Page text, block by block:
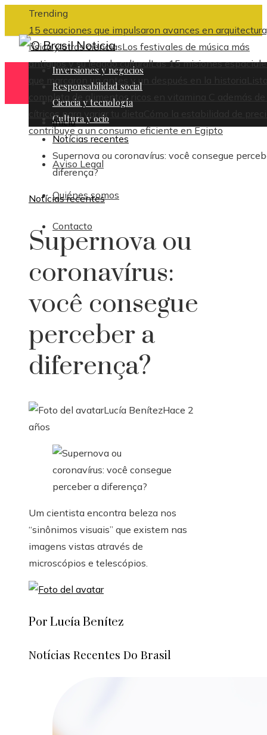
Trending
15 ecuaciones que impulsaron avances en
física y otras cienciasLos festivales de música más
antiguos y su legado culturalLas 15 misiones
que marcaron un antes y un después en la historia
completa de alimentos ricos en vitamina C además
cítricos para variar tu dieta
Cómo la estabilidad de
contribuye a un consumo eficiente en Egipto
Aviso Legal
Quiénes somos
Contacto
Inversiones y negocios
Responsabilidad social
Ciencia y tecnología
Cultura y ocio
Inicio
Notícias recentes
Supernova ou coronavírus: você consegue
diferença?
Notícias recentes
Supernova ou
coronavírus:
você consegue
perceber a
diferença?
Lucía BenítezHace 2
años
Um cientista encontra beleza nos
“sinônimos visuais” que existem nas
imagens vistas através de
microscópios e telescópios.
Por Lucía Benítez
Notícias Recentes Do Brasil